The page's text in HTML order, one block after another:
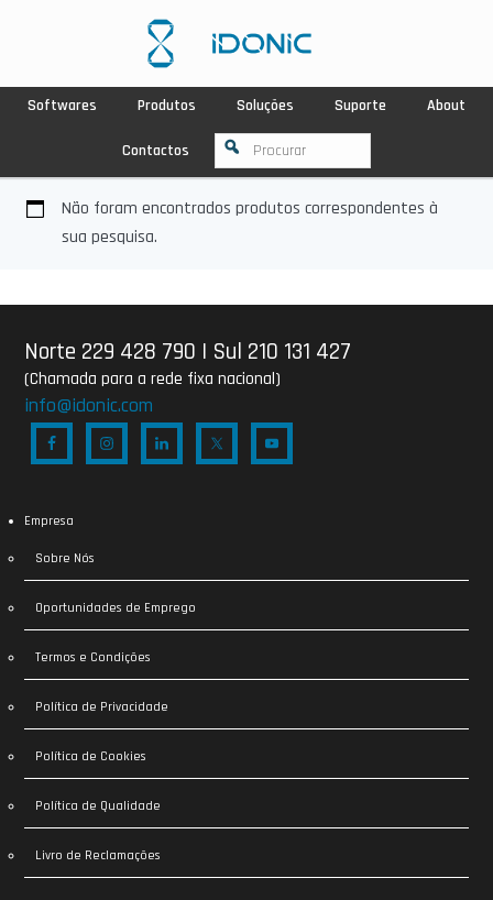
Softwares Produtos Soluções Suporte About
Contactos
Não foram encontrados produtos correspondentes à
sua pesquisa.
Norte 229 428 790 | Sul 210 131 427
(Chamada para a rede fixa nacional)
info@idonic.com
Empresa
Sobre Nós
Oportunidades de Emprego
Termos e Condições
Política de Privacidade
Política de Cookies
Política de Qualidade
Livro de Reclamações